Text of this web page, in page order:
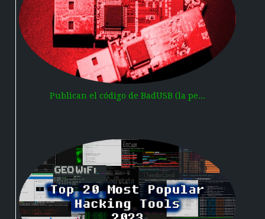
Publican el código de BadUSB (la pe...